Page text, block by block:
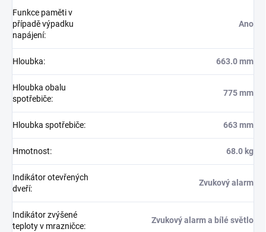
Funkce paměti v
případě výpadku
napájení:
Ano
Hloubka: 663.0 mm
Hloubka obalu
spotřebiče:
775 mm
Hloubka spotřebiče: 663 mm
Hmotnost: 68.0 kg
Indikátor otevřených
dveří:
Zvukový alarm
Indikátor zvýšené
teploty v mrazničce:
Zvukový alarm a bílé světlo